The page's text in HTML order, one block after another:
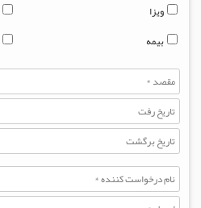
ویزا
بیمه